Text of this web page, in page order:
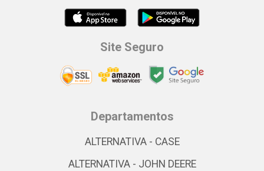
Site Seguro
Departamentos
ALTERNATIVA - CASE
ALTERNATIVA - JOHN DEERE